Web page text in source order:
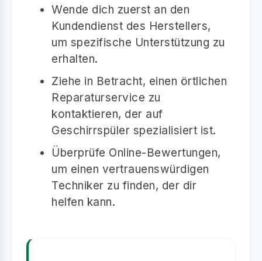
Wende dich zuerst an den
Kundendienst des Herstellers,
um spezifische Unterstützung zu
erhalten.
Ziehe in Betracht, einen örtlichen
Reparaturservice zu
kontaktieren, der auf
Geschirrspüler spezialisiert ist.
Überprüfe Online-Bewertungen,
um einen vertrauenswürdigen
Techniker zu finden, der dir
helfen kann.